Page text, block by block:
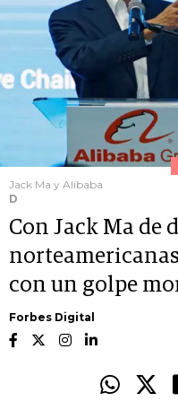
Jack Ma y Alibaba
D
Con Jack Ma de
con un golpe
Forbes Digital